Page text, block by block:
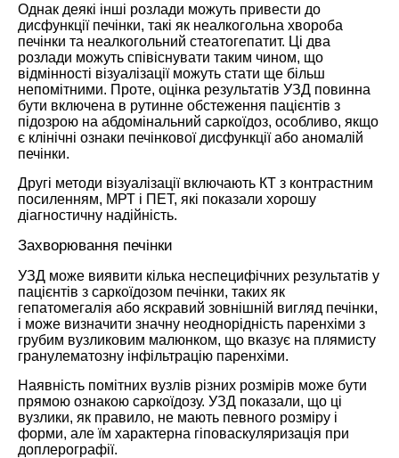
Однак деякі інші розлади можуть привести до
дисфункції печінки, такі як неалкогольна хвороба
печінки та неалкогольний стеатогепатит. Ці два
розлади можуть співіснувати таким чином, що
відмінності візуалізації можуть стати ще більш
непомітними. Проте, оцінка результатів УЗД повинна
бути включена в рутинне обстеження пацієнтів з
підозрою на абдомінальний саркоїдоз, особливо, якщо
є клінічні ознаки печінкової дисфункції або аномалій
печінки.
Другі методи візуалізації включають КТ з контрастним
посиленням, МРТ і ПЕТ, які показали хорошу
діагностичну надійність.
Захворювання печінки
УЗД може виявити кілька неспецифічних результатів у
пацієнтів з саркоїдозом печінки, таких як
гепатомегалія або яскравий зовнішній вигляд печінки,
і може визначити значну неоднорідність паренхіми з
грубим вузликовим малюнком, що вказує на плямисту
гранулематозну інфільтрацію паренхіми.
Наявність помітних вузлів різних розмірів може бути
прямою ознакою саркоїдозу. УЗД показали, що ці
вузлики, як правило, не мають певного розміру і
форми, але їм характерна гіповаскуляризація при
доплерографії.